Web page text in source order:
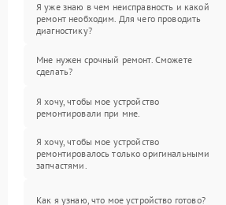
Я уже знаю в чем неисправность и какой
ремонт необходим. Для чего проводить
диагностику?
Мне нужен срочный ремонт. Сможете
сделать?
Я хочу, чтобы мое устройство
ремонтировали при мне.
Я хочу, чтобы мое устройство
ремонтировалось только оригинальными
запчастями.
Как я узнаю, что мое устройство готово?